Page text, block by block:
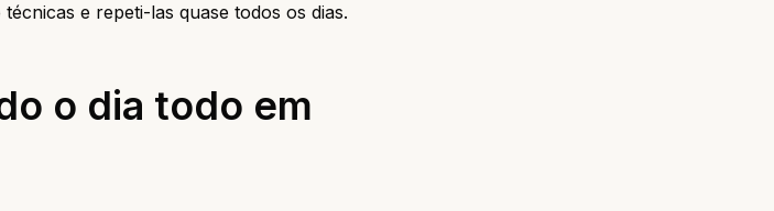
e repeti-las quase todos os dias.
o dia todo em